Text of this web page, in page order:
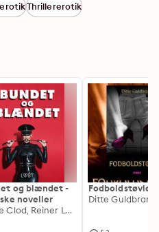
Thrillererotik
og blændet -
noveller
Bente Clod, Reiner Larsen Wiese, B. J. Hermansson, Nina Alvén, Elena Lund, Saga Stigsdotter, Alicia Luz, Nelly Blanck
Fodboldstøvler
Ditte Guldbrand